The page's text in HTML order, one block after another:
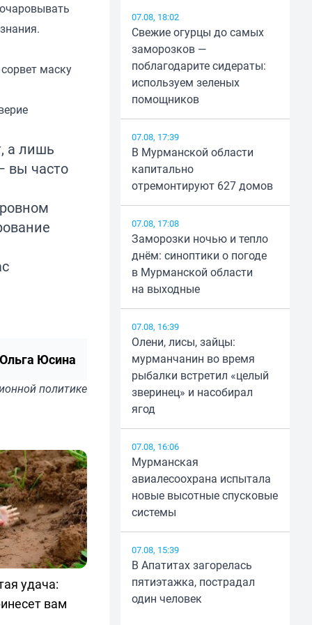
маску
а лишь
вы часто
Юсина
политике
удача:
вам
07.08, 18:02
Свежие огурцы до самых
заморозков —
поблагодарите сидераты:
используем зеленых
помощников
07.08, 17:39
В Мурманской области
капитально
отремонтируют 627 домов
07.08, 17:08
Заморозки ночью и тепло
днём: синоптики о погоде
в Мурманской области
на выходные
07.08, 16:39
Олени, лисы, зайцы:
мурманчанин во время
рыбалки встретил «целый
зверинец» и насобирал
ягод
07.08, 16:06
Мурманская
авиалесоохрана испытала
новые высотные спусковые
системы
07.08, 15:39
В Апатитах загорелась
пятиэтажка, пострадал
один человек